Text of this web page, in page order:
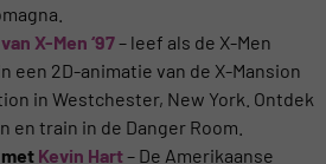
X-Men ‘97– leef als de X-Men
een 2D-animatie van de X-Mansion
in Westchester, New York. Ontdek
en train in de Danger Room.
Kevin Hart– De Amerikaanse